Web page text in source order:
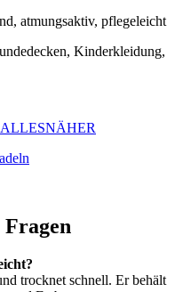
atmungsaktiv, pflegeleicht
Kinderkleidung,
trocknet schnell. Er behält